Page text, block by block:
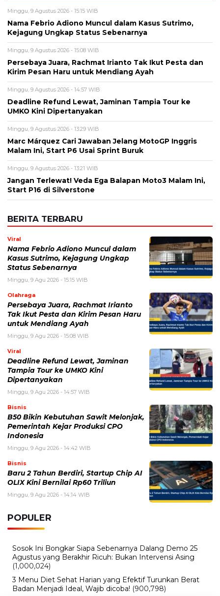
Minggu, 9 Agustus 2026 - 14:57 WIB
Deadline Refund Lewat, Jaminan Tampia Tour ke
UMKO Kini Dipertanyakan
Minggu, 9 Agustus 2026 - 13:29 WIB
Marc Márquez Cari Jawaban Jelang MotoGP Inggris
Malam Ini, Start P6 Usai Sprint Buruk
Minggu, 9 Agustus 2026 - 13:21 WIB
Jangan Terlewat! Veda Ega Balapan Moto3 Malam Ini,
Start P16 di Silverstone
BERITA TERBARU
Viral
Nama Febrio Adiono Muncul dalam
Kasus Sutrimo, Kejagung Ungkap
Status Sebenarnya
Minggu, 9 Agu 2026 - 15:15 WIB
Olahraga
Persebaya Juara, Rachmat Irianto
Tak Ikut Pesta dan Kirim Pesan Haru
untuk Mendiang Ayah
Minggu, 9 Agu 2026 - 15:08 WIB
Viral
Deadline Refund Lewat, Jaminan
Dipertanyakan
Minggu, 9 Agu 2026 - 14:57 WIB
Bisnis
B50 Bikin Kebutuhan Sawit Melonjak,
Pemerintah Kejar Produksi CPO
Indonesia
Minggu, 9 Agu 2026 - 14:42 WIB
Bisnis
Baru 2 Tahun Berdiri, Startup Chip AI
OLIX Kini Bernilai Rp60 Triliun
Minggu, 9 Agu 2026 - 14:14 WIB
POPULER
Sosok Ini Bongkar Siapa Sebenarnya Dalang Demo 25
Agustus yang Berakhir Ricuh: Bukan Intervensi Asing
(1,000,024)
3 Menu Diet Sehat Harian yang Efektif Turunkan Berat
10 Teknik Ngepet Halal
5 Resep Cumi yang Mantul dan Mudah Dimasak
(602,437)
Konser Super Junior, ELF Wajib Tahu! (502,155)